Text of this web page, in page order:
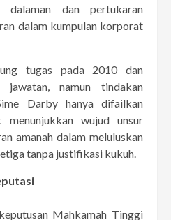
dalaman dan pertukaran
dalam kumpulan korporat
tugas pada 2010 dan
jawatan, namun tindakan
Darby hanya difailkan
wujud unsur
amanah dalam meluluskan
tanpa justifikasi kukuh.
Mahkamah Tinggi